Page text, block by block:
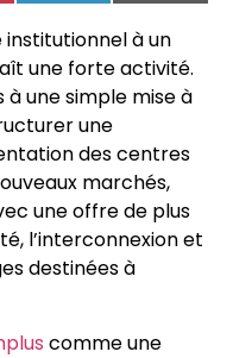
institutionnel à un
une forte activité.
une simple mise à
une
des centres
marchés,
une offre de plus
l’interconnexion et
destinées à
comme une